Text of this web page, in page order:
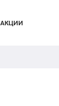
АКЦИИ